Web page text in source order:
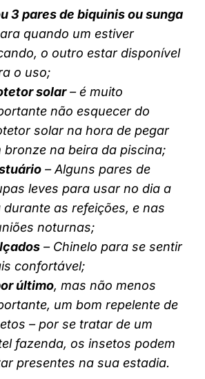
3 pares de biquinis ou sunga
quando um estiver
o outro estar disponível
o uso;
solar– é muito
não esquecer do
solar na hora de pegar
bronze na beira da piscina;
– Alguns pares de
leves para usar no dia a
durante as refeições, e nas
noturnas;
– Chinelo para se sentir
confortável;
último, mas não menos
um bom repelente de
– por se tratar de um
fazenda, os insetos podem
presentes na sua estadia.